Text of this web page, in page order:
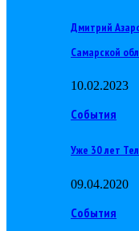
Дмитрий
Самарской
10.02.2023
События
Уже 30 лет
09.04.2020
События